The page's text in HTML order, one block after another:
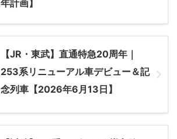
年計画】
【JR・東武】直通特急20周年｜
253系リニューアル車デビュー＆記
念列車【2026年6月13日】